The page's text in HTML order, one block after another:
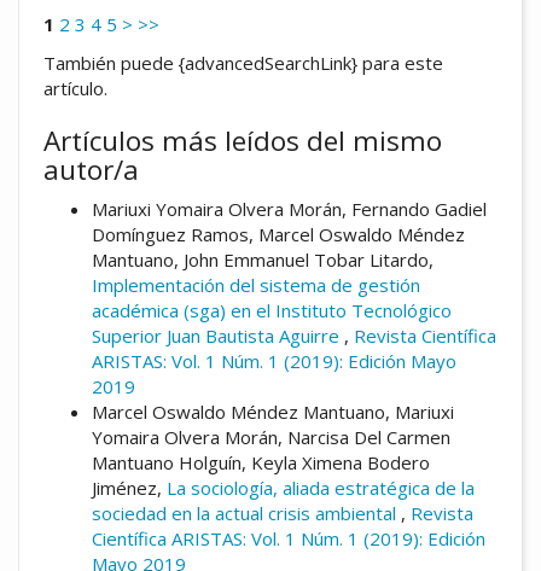
1 2 3 4 5 > >>
También puede {advancedSearchLink} para este
artículo.
Artículos más leídos del mismo
autor/a
Mariuxi Yomaira Olvera Morán, Fernando Gadiel
Domínguez Ramos, Marcel Oswaldo Méndez
Mantuano, John Emmanuel Tobar Litardo,
Implementación del sistema de gestión
académica (sga) en el Instituto Tecnológico
Superior Juan Bautista Aguirre , Revista Científica
ARISTAS: Vol. 1 Núm. 1 (2019): Edición Mayo
2019
Marcel Oswaldo Méndez Mantuano, Mariuxi
Yomaira Olvera Morán, Narcisa Del Carmen
Mantuano Holguín, Keyla Ximena Bodero
Jiménez, La sociología, aliada estratégica de la
sociedad en la actual crisis ambiental , Revista
Científica ARISTAS: Vol. 1 Núm. 1 (2019): Edición
Mayo 2019